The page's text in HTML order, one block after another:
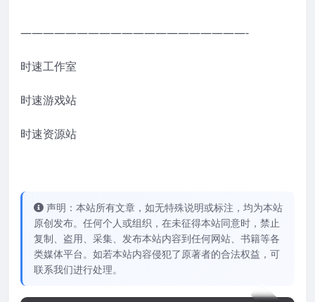
————————————————————-
时速工作室
时速游戏站
时速资源站
声明：本站所有文章，如无特殊说明或标注，均为本站
原创发布。任何个人或组织，在未征得本站同意时，禁止
复制、盗用、采集、发布本站内容到任何网站、书籍等各
类媒体平台。如若本站内容侵犯了原著者的合法权益，可
联系我们进行处理。